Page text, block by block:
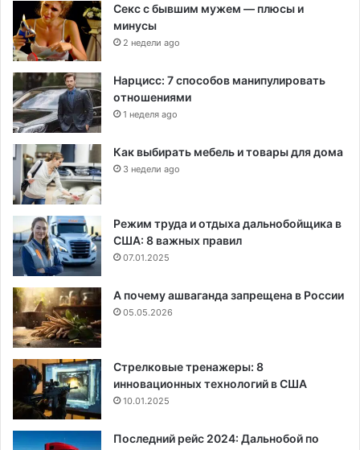
Секс с бывшим мужем — плюсы и
минусы
2 недели ago
Нарцисс: 7 способов манипулировать
отношениями
1 неделя ago
Как выбирать мебель и товары для дома
3 недели ago
Режим труда и отдыха дальнобойщика в
США: 8 важных правил
07.01.2025
А почему ашваганда запрещена в России
05.05.2026
Стрелковые тренажеры: 8
инновационных технологий в США
10.01.2025
Последний рейс 2024: Дальнобой по